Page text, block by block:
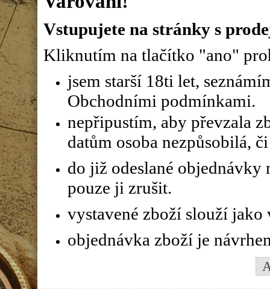
Vstupujete na stránky s
Kliknutím na tlačítko "ano"
jsem starší 18ti let,
Obchodními podmínkami.
nepřipustím, aby převzala
datům osoba nezpůsobilá,
do již odeslané objednávky
pouze ji zrušit.
vystavené zboží slouží
objednávka zboží je